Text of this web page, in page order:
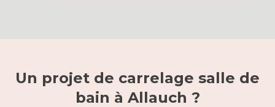
Un projet de carrelage salle de
bain à Allauch ?